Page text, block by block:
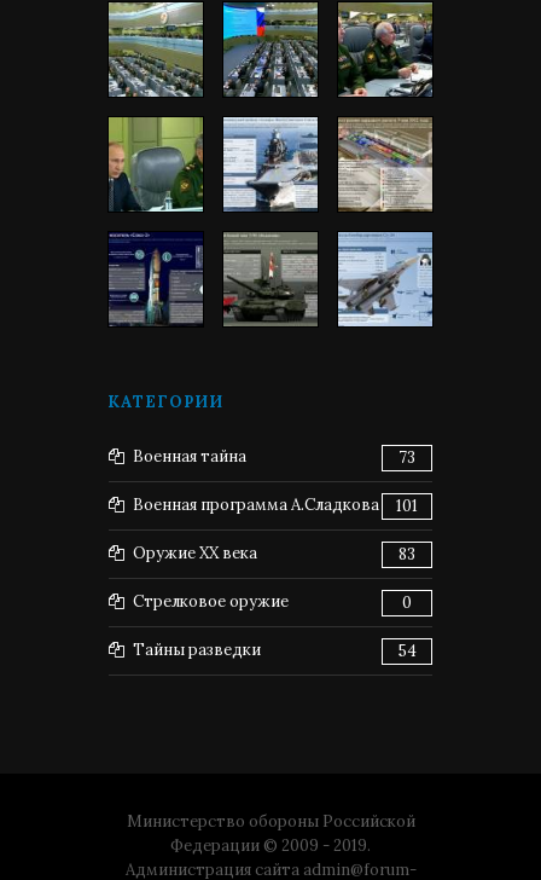
КАТЕГОРИИ
Военная тайна 73
Военная программа А.Сладкова 101
Оружие XX века 83
Стрелковое оружие 0
Тайны разведки 54
Министерство обороны Российской
Федерации © 2009 - 2019.
Администрация сайта admin@forum-